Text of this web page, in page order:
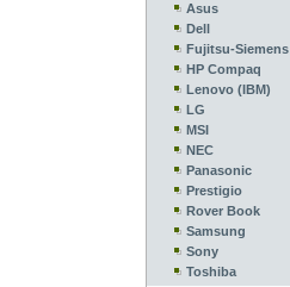
Asus
Dell
Fujitsu-Siemens
HP Compaq
Lenovo (IBM)
LG
MSI
NEC
Panasonic
Prestigio
Rover Book
Samsung
Sony
Toshiba